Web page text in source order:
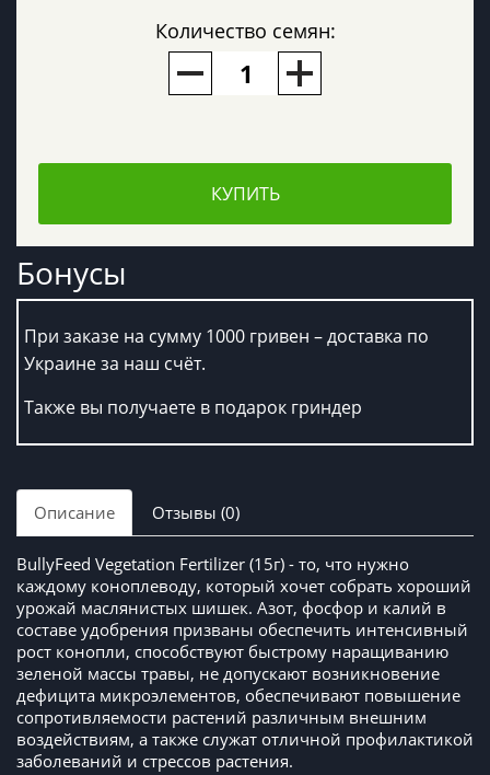
Количество семян:
КУПИТЬ
Бонусы
При заказе на сумму 1000 гривен – доставка по
Украине за наш счёт.
Также вы получаете в подарок гриндер
Описание Отзывы (0)
BullyFeed Vegetation Fertilizer (15г) - то, что нужно
каждому коноплеводу, который хочет собрать хороший
урожай маслянистых шишек. Азот, фосфор и калий в
составе удобрения призваны обеспечить интенсивный
рост конопли, способствуют быстрому наращиванию
зеленой массы травы, не допускают возникновение
дефицита микроэлементов, обеспечивают повышение
сопротивляемости растений различным внешним
воздействиям, а также служат отличной профилактикой
заболеваний и стрессов растения.